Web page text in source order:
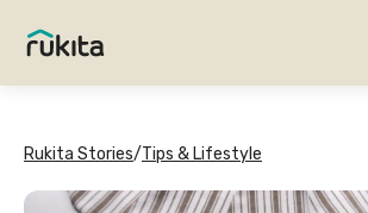
Rukita Stories/Tips & Lifestyle